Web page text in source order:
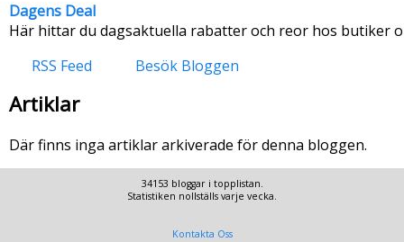
Dagens Deal
Här hittar du dagsaktuella rabatter och reor hos butiker
RSS Feed
Besök Bloggen
Artiklar
Där finns inga artiklar arkiverade för denna bloggen.
34153 bloggar i topplistan.
Statistiken nollställs varje vecka.
Kontakta Oss